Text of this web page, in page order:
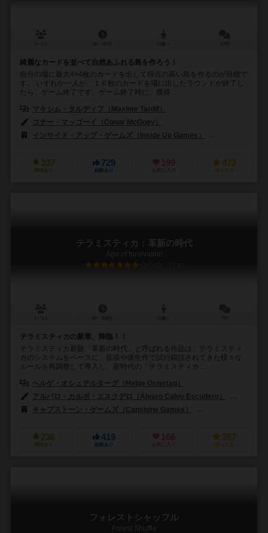
綺麗なカードを並べて自然あふれる島を作ろう！
自分の場に最大4×4枚のカードを出して得点の高い島を作るのが目標で
す。 いずれか一人が、１６枚のカードを場に出したラウンドが終了し
たら、ゲーム終了です。ゲーム終了時に、獲得...
マキシム・タルディフ（Maxime Tardif）
コナー・マッゴーイ（Conor McGoey）
インサイド・アップ・ゲームズ（Inside Up Games）
337
興味あり
729
経験あり
199
お気に入り
473
持ってる
テラミスティカ：革新の時代
Age of Innovation
7.6
テラミスティカの新章、降臨！！
テラミスティカ新版「革新の時代」と呼ばれる作品は、テラミスティ
カのシステムをベースに、拡張や派生作で試行錯誤されてきた様々な
ルールを再調整して導入し、新時代の「テラミスティカ...
ヘルゲ・オシュテルターグ（Helge Ostertag）
アルバロ・カルボ・エスクデロ（Álvaro Calvo Escudero）
キャプストーン・ゲームズ（Capstone Games）
236
興味あり
419
経験あり
166
お気に入り
367
持ってる
フォレストシャッフル
Forest Shuffle